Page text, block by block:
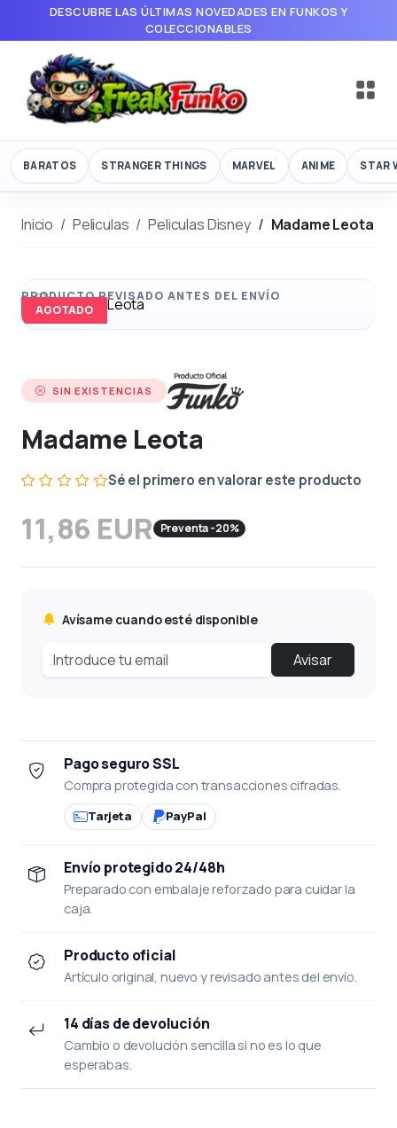
DESCUBRE LAS ÚLTIMAS NOVEDADES EN FUNKOS Y
COLECCIONABLES
BARATOS STRANGER THINGS MARVEL ANIME STAR
Inicio Peliculas Peliculas Disney Madame Leota
AGOTADO
SIN EXISTENCIAS
Madame Leota
Sé el primero en valorar este producto
11,86 EUR Preventa -20%
Avísame cuando esté disponible
Avisar
Pago seguro SSL
Compra protegida con transacciones cifradas.
Tarjeta PayPal
Envío protegido 24/48h
Preparado con embalaje reforzado para cuidar la
caja.
Producto oficial
Artículo original, nuevo y revisado antes del envío.
14 días de devolución
Cambio o devolución sencilla si no es lo que
esperabas.